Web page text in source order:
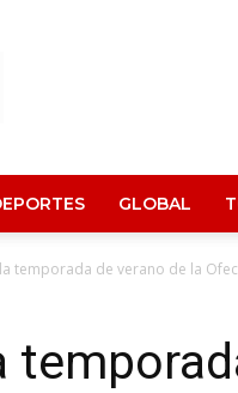
GLOBAL
temporada de verano de la